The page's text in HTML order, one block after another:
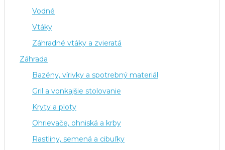
Vodné
Vtáky
Záhradné vtáky a zvieratá
Záhrada
Bazény, vírivky a spotrebný materiál
Gril a vonkajšie stolovanie
Kryty a ploty
Ohrievače, ohniská a krby
Rastliny, semená a cibuľky